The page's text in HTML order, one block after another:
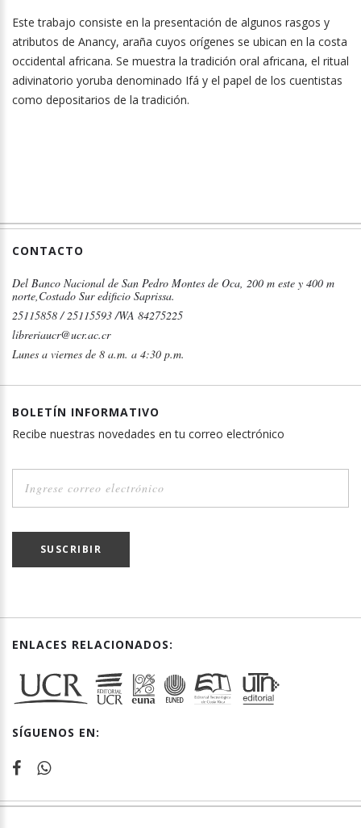
Este trabajo consiste en la presentación de algunos rasgos y
atributos de Anancy, araña cuyos orígenes se ubican en la costa
occidental africana. Se muestra la tradición oral africana, el ritual
adivinatorio yoruba denominado Ifá y el papel de los cuentistas
como depositarios de la tradición.
CONTACTO
Del Banco Nacional de San Pedro Montes de Oca, 200 m este y 400 m
norte,Costado Sur edificio Saprissa.
25115858 / 25115593 /WA 84275225
libreriaucr@ucr.ac.cr
Lunes a viernes de 8 a.m. a 4:30 p.m.
BOLETÍN INFORMATIVO
Recibe nuestras novedades en tu correo electrónico
SUSCRIBIR
ENLACES RELACIONADOS:
SÍGUENOS EN: